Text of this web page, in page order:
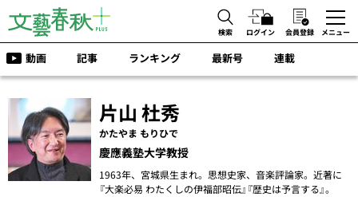
検索 ログイン 会員登録 メニュー
動画 記事 ランキング 最新号 連載
片山 杜秀
かたやま もりひで
慶應義塾大学教授
1963年、宮城県生まれ。思想史家、音楽評論家。近著に
『大楽必易 わたくしの伊福部昭伝』『歴史は予言する』。